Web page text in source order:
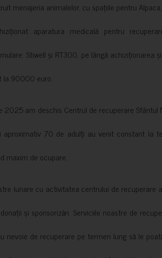
menajeria animalelor, cu spațiile pentru
aparatura medicală pentru
Stiwell și RT300, pe lângă achiziționarea
la 90000 euro.
am deschis Centrul de recuperare
aproximativ 70 de adulți au venit constant la
maxim de ocupare.
lunare cu activitatea centrului de
și sponsorizări. Serviciile noastre de
nevoie de recuperare pe termen lung să le